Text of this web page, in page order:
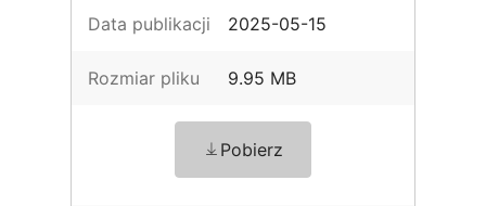
Data publikacji 2025-05-15
Rozmiar pliku 9.95 MB
Pobierz